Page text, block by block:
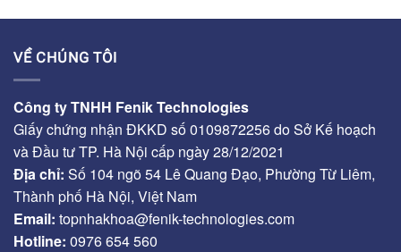
VỀ CHÚNG TÔI
Công ty TNHH Fenik Technologies
Giấy chứng nhận ĐKKD số 0109872256 do Sở Kế hoạch
và Đầu tư TP. Hà Nội cấp ngày 28/12/2021
Địa chỉ: Số 104 ngõ 54 Lê Quang Đạo, Phường Từ Liêm,
Thành phố Hà Nội, Việt Nam
Email: topnhakhoa@fenik-technologies.com
Hotline: 0976 654 560